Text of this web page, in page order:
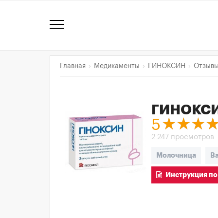
Главная Медикаменты ГИНОКСИН Отзывы
5
2 247 просмотров
Молочница
Инструкция